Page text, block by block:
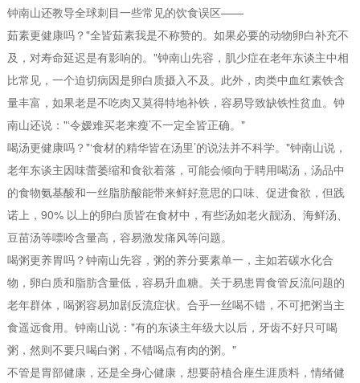
钟南山还教导全球刺目一些常见的饮食误区——
茹素更健康吗？"全皆茹素我是不称赞的。如果必要的动物卵白补充不
及，对寿命延迟是有影响的。"钟南山先容，肌少症在老年东谈主中相
比常见，一个迫切病因是卵白质摄入不及。此外，肉类中血红素铁含
量丰富，如果老是不吃肉又莫得特地补铁，容易导致缺铁性贫血。钟
南山还说："‘令嫒难买老来瘦’不一定全皆正确。"
喝汤更健康吗？"‘食材的精华皆在汤里’的说法并不科学。"钟南山说，
老年东谈主因味蕾萎缩和食欲着落，可能会倾向于聘用喝汤，汤品中
的食物氨基酸和一丝脂肪酸能带来鲜好意思的口味、促进食欲，但践
诺上，90% 以上的卵白质皆在食材中，有些汤如老火靓汤、海鲜汤、
豆苗汤等嘌呤含量高，容易激发痛风等问题。
喝粥更养胃吗？钟南山先容，粥的养分要素单一，主如若碳水化合
物，卵白质和脂肪含量低，容易升血糖。关于易患胃食管反流问题的
老年群体，喝粥容易加剧反流症状。合乎一丝喝不错，不可把粥当主
食遥远食用。钟南山说："有的东谈主年级大以后，牙齿不好只可喝
粥，然则不要只喝白粥，不错喝点有肉的粥。"
不管是胃部健康，还是全身心健康，想要莳植合座生涯质料，情绪健